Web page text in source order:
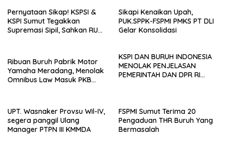
Pernyataan Sikap! KSPSI &
KSPI Sumut Tegakkan
Supremasi Sipil, Sahkan RUU
Sikapi Kenaikan Upah,
PUK.SPPK-FSPMI PMKS PT DLI
Gelar Konsolidasi
Ribuan Buruh Pabrik Motor
Yamaha Meradang, Menolak
Omnibus Law Masuk PKB
KSPI DAN BURUH INDONESIA
MENOLAK PENJELASAN
PEMERINTAH DAN DPR RI
UPT. Wasnaker Provsu Wil-IV,
segera panggil Ulang
Manager PTPN III KMMDA
FSPMI Sumut Terima 20
Pengaduan THR Buruh Yang
Bermasalah